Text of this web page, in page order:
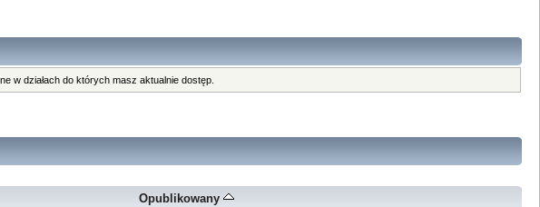
w działach do których masz aktualnie dostęp.
Opublikowany